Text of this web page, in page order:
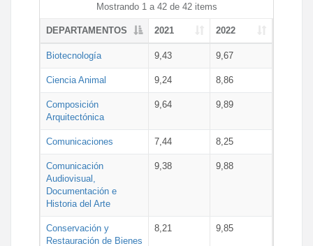
Mostrando 1 a 42 de 42 items
DEPARTAMENTOS 2021 2022
Biotecnología 9,43 9,67
Ciencia Animal 9,24 8,86
Composición
Arquitectónica
9,64 9,89
Comunicaciones 7,44 8,25
Comunicación
Audiovisual,
Documentación e
Historia del Arte
9,38 9,88
Conservación y
Restauración de Bienes
8,21 9,85